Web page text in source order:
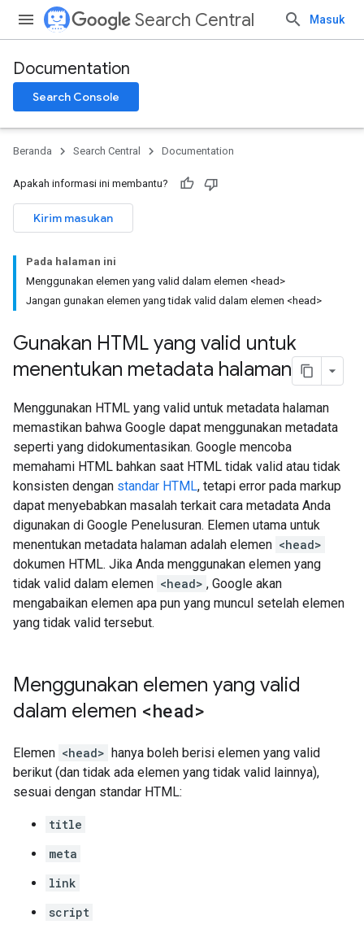
Search Central Masuk
Documentation
Search Console
Beranda Search Central Documentation
Apakah informasi ini membantu?
Kirim masukan
Pada halaman ini
Menggunakan elemen yang valid dalam elemen <head>
Jangan gunakan elemen yang tidak valid dalam elemen <head>
Gunakan HTML yang valid untuk
menentukan metadata halaman
Menggunakan HTML yang valid untuk metadata halaman
memastikan bahwa Google dapat menggunakan metadata
seperti yang didokumentasikan. Google mencoba
memahami HTML bahkan saat HTML tidak valid atau tidak
konsisten dengan standar HTML, tetapi error pada markup
dapat menyebabkan masalah terkait cara metadata Anda
digunakan di Google Penelusuran. Elemen utama untuk
menentukan metadata halaman adalah elemen <head>
dokumen HTML. Jika Anda menggunakan elemen yang
tidak valid dalam elemen <head> , Google akan
mengabaikan elemen apa pun yang muncul setelah elemen
yang tidak valid tersebut.
Menggunakan elemen yang valid
dalam elemen <head>
Elemen <head> hanya boleh berisi elemen yang valid
berikut (dan tidak ada elemen yang tidak valid lainnya),
sesuai dengan standar HTML:
title
meta
link
script